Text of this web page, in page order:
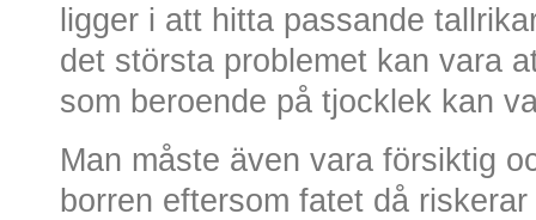
ligger i att hitta passande
det största problemet kan vara
som beroende på tjocklek kan
Man måste även vara försiktig
borren eftersom fatet då